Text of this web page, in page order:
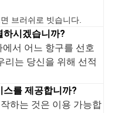
브러쉬로 빗습니다.
하시겠습니까?
서 어느 항구를 선호
리는 당신을 위해 선적
스를 제공합니까?
하는 것은 이용 가능합